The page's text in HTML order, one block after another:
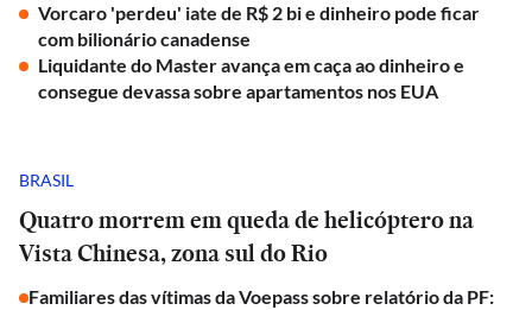
Vorcaro 'perdeu' iate de R$ 2 bi e dinheiro pode ficar
com bilionário canadense
Liquidante do Master avança em caça ao dinheiro e
consegue devassa sobre apartamentos nos EUA
BRASIL
Quatro morrem em queda de helicóptero na
Vista Chinesa, zona sul do Rio
Familiares das vítimas da Voepass sobre relatório da PF: